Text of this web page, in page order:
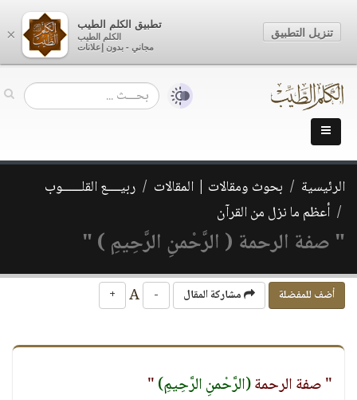
الرئيسية بحوث ومقالات | المقالات
ربيــــع القلــــــوب
أعظم ما نزل من القرآن
" صفة الرحمة ( الرَّحْمنِ الرَّحِيمِ ) "
أضف للمفضلة مشاركة المقال -
+
" صفة الرحمة(الرَّحْمنِ الرَّحِيمِ)"
×
تطبيق الكلم الطيب
الكلم الطيب
مجاني - بدون إعلانات
تنزيل التطبيق